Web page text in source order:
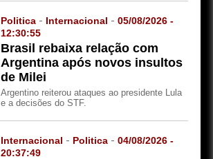
Politica - Internacional -05/08/2026 -
12:30:55
Brasil rebaixa relação com
Argentina após novos insultos
de Milei
Argentino reiterou ataques ao presidente Lula
e a decisões do STF.
Internacional - Politica -04/08/2026 -
20:37:49